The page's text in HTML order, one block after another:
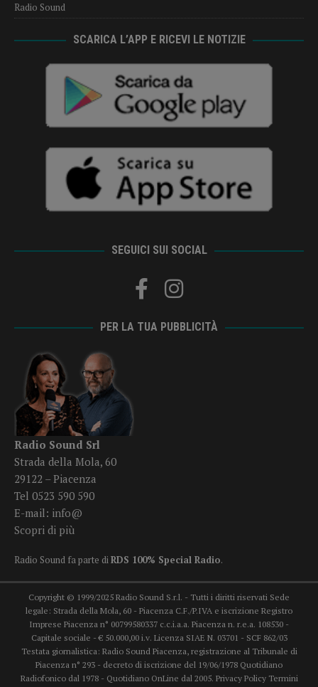
Radio Sound
SCARICA L’APP E RICEVI LE NOTIZIE
SEGUICI SUI SOCIAL
PER LA TUA PUBBLICITÀ
Radio Sound Srl
Strada della Mola, 60
29122 – Piacenza
Tel 0523 590 590
E-mail: info@
Scopri di più
Radio Sound fa parte diRDS 100% Special Radio.
Copyright © 1999/2025 Radio Sound S.r.l. - Tutti i diritti riservati Sede
legale: Strada della Mola, 60 - Piacenza C.F./P.IVA e iscrizione Registro
Imprese Piacenza n° 00799580337 c.c.i.a.a. Piacenza n. r.e.a. 108530 -
Capitale sociale - € 50.000,00 i.v. Licenza SIAE N. 03701 - SCF 862/03
Testata giornalistica: Radio Sound Piacenza, registrazione al Tribunale di
Piacenza n° 293 - decreto di iscrizione del 19/06/1978 Quotidiano
Radiofonico dal 1978 - Quotidiano OnLine dal 2005. Privacy Policy Termini